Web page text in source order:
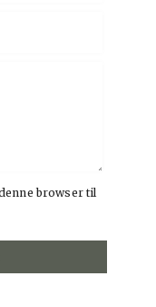
browser til